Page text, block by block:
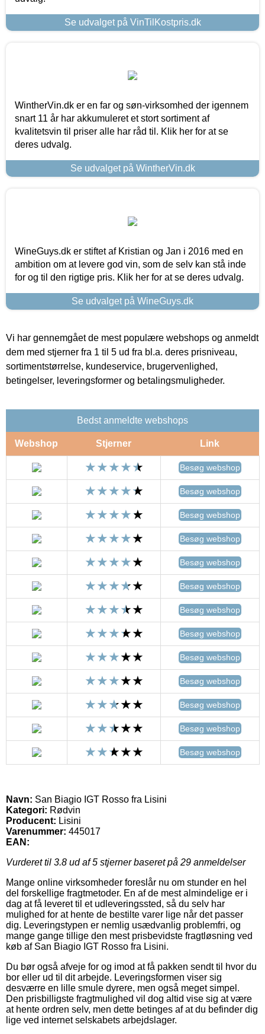
Se udvalget på VinTilKostpris.dk
WintherVin.dk er en far og søn-virksomhed der igennem
snart 11 år har akkumuleret et stort sortiment af
kvalitetsvin til priser alle har råd til. Klik her for at se
deres udvalg.
Se udvalget på WintherVin.dk
WineGuys.dk er stiftet af Kristian og Jan i 2016 med en
ambition om at levere god vin, som de selv kan stå inde
for og til den rigtige pris. Klik her for at se deres udvalg.
Se udvalget på WineGuys.dk
Vi har gennemgået de mest populære webshops og anmeldt
dem med stjerner fra 1 til 5 ud fra bl.a. deres prisniveau,
sortimentstørrelse, kundeservice, brugervenlighed,
betingelser, leveringsformer og betalingsmuligheder.
Bedst anmeldte webshops
Webshop Stjerner Link
Besøg webshop
Besøg webshop
Besøg webshop
Besøg webshop
Besøg webshop
Besøg webshop
Besøg webshop
Besøg webshop
Besøg webshop
Besøg webshop
Besøg webshop
Besøg webshop
Besøg webshop
Navn: San Biagio IGT Rosso fra Lisini
Kategori: Rødvin
Producent: Lisini
Varenummer: 445017
EAN:
Vurderet til 3.8 ud af 5 stjerner baseret på 29 anmeldelser
Mange online virksomheder foreslår nu om stunder en hel
del forskellige fragtmetoder. En af de mest almindelige er i
dag at få leveret til et udleveringssted, så du selv har
mulighed for at hente de bestilte varer lige når det passer
dig. Leveringstypen er nemlig usædvanlig problemfri, og
mange gange tillige den mest prisbevidste fragtløsning ved
køb af San Biagio IGT Rosso fra Lisini.
Du bør også afveje for og imod at få pakken sendt til hvor du
bor eller ud til dit arbejde. Leveringsformen viser sig
desværre en lille smule dyrere, men også meget simpel.
Den prisbilligste fragtmulighed vil dog altid vise sig at være
at hente ordren selv, men dette betinges af at du befinder dig
lige ved internet selskabets arbejdslager.